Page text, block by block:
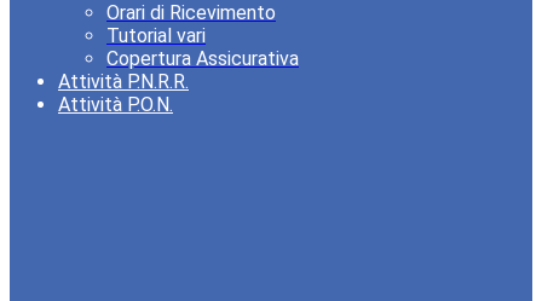
Orari di Ricevimento
Tutorial vari
Copertura Assicurativa
Attività P.N.R.R.
Attività P.O.N.